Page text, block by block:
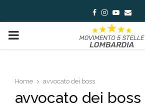
Facebook
Instagram
Youtube
Email
PRIMARY
Home avvocato dei boss
avvocato dei boss